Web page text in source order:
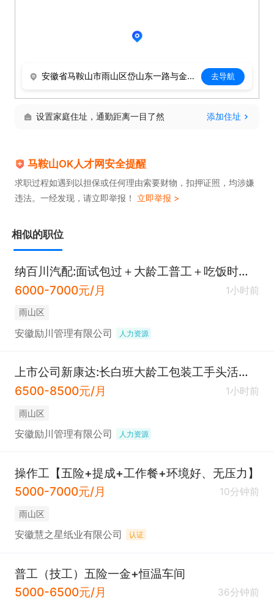
安徽省马鞍山市雨山区岱山东一路与金山湖路交叉口东北方向348米左右 去导航
设置家庭住址，通勤距离一目了然 添加住址
马鞍山OK人才网安全提醒
求职过程如遇到以担保或任何理由索要财物，扣押证照，均涉嫌
违法。一经发现，请立即举报！ 立即举报 >
相似的职位
纳百川汽配:面试包过＋大龄工普工＋吃饭时间算工资＋月7000
6000-7000元/月
1小时前
雨山区
安徽励川管理有限公司 人力资源
上市公司新康达:长白班大龄工包装工手头活＋五险一金＋面试包过
6500-8500元/月
1小时前
雨山区
安徽励川管理有限公司 人力资源
操作工【五险+提成+工作餐+环境好、无压力】
5000-7000元/月
10分钟前
雨山区
安徽慧之星纸业有限公司 认证
普工（技工）五险一金+恒温车间
5000-6500元/月
36分钟前